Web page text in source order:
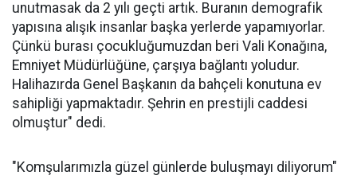
unutmasak da 2 yılı geçti artık. Buranın demografik
yapısına alışık insanlar başka yerlerde yapamıyorlar.
Çünkü burası çocukluğumuzdan beri Vali Konağına,
Emniyet Müdürlüğüne, çarşıya bağlantı yoludur.
Halihazırda Genel Başkanın da bahçeli konutuna ev
sahipliği yapmaktadır. Şehrin en prestijli caddesi
olmuştur" dedi.
"Komşularımızla güzel günlerde buluşmayı diliyorum"